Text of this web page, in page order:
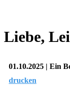
Liebe,
01.10.2025 | Ein
drucken